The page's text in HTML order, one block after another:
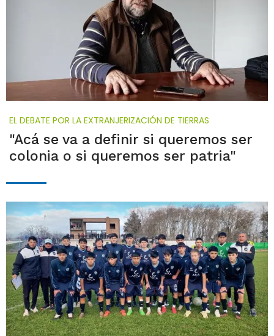
EL DEBATE POR LA EXTRANJERIZACIÓN DE TIERRAS
"Acá se va a definir si queremos ser
colonia o si queremos ser patria"